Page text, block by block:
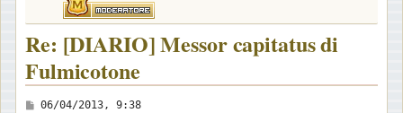
Re: [DIARIO] Messor capitatus di
Fulmicotone
M
06/04/2013, 9:38